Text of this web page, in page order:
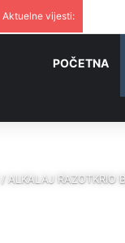
Aktuelne vijesti:
POČETNA
/ ALKALAJ